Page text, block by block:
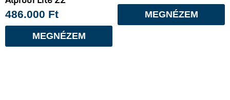
486.000 Ft
MEGNÉZEM
MEGNÉZEM